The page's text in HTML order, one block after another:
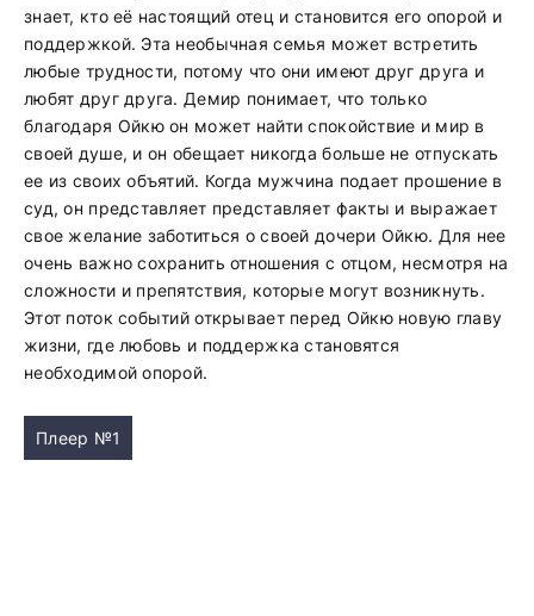
знает, кто её настоящий отец и становится его опорой и
поддержкой. Эта необычная семья может встретить
любые трудности, потому что они имеют друг друга и
любят друг друга. Демир понимает, что только
благодаря Ойкю он может найти спокойствие и мир в
своей душе, и он обещает никогда больше не отпускать
ее из своих объятий. Когда мужчина подает прошение в
суд, он представляет представляет факты и выражает
свое желание заботиться о своей дочери Ойкю. Для нее
очень важно сохранить отношения с отцом, несмотря на
сложности и препятствия, которые могут возникнуть.
Этот поток событий открывает перед Ойкю новую главу
жизни, где любовь и поддержка становятся
необходимой опорой.
Плеер №1